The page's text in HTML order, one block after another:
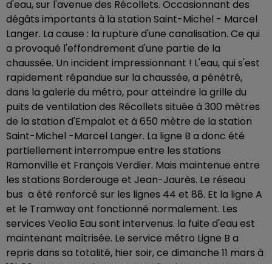
d'eau, sur l'avenue des Récollets. Occasionnant des
dégâts importants à la station Saint-Michel - Marcel
Langer. La cause : la rupture d'une canalisation. Ce qui
a provoqué l'effondrement d'une partie de la
chaussée. Un incident impressionnant ! L'eau, qui s'est
rapidement répandue sur la chaussée, a pénétré,
dans la galerie du métro, pour atteindre la grille du
puits de ventilation des Récollets située à 300 mètres
de la station d'Empalot et à 650 mètre de la station
Saint-Michel -Marcel Langer. La ligne B a donc été
partiellement interrompue entre les stations
Ramonville et François Verdier. Mais maintenue entre
les stations Borderouge et Jean-Jaurès. Le réseau
bus a été renforcé sur les lignes 44 et 88. Et la ligne A
et le Tramway ont fonctionné normalement. Les
services Veolia Eau sont intervenus. la fuite d'eau est
maintenant maîtrisée. Le service métro Ligne B a
repris dans sa totalité, hier soir, ce dimanche 11 mars à